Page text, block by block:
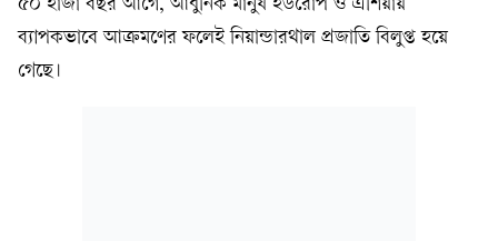
৫০ হাজা বছর আগে, আধুনিক মানুষ ইউরোপ ও এশিয়ায়
ব্যাপকভাবে আক্রমণের ফলেই নিয়ান্ডারথাল প্রজাতি বিলুপ্ত হয়ে
গেছে।